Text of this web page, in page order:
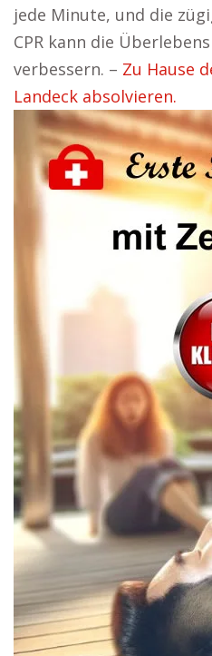
jede Minute, und die
CPR kann die
verbessern. – Zu Hause
Landeck absolvieren.